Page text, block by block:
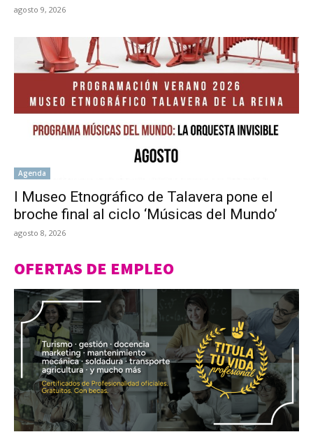
agosto 9, 2026
Agenda
l Museo Etnográfico de Talavera pone el
broche final al ciclo ‘Músicas del Mundo’
agosto 8, 2026
OFERTAS DE EMPLEO